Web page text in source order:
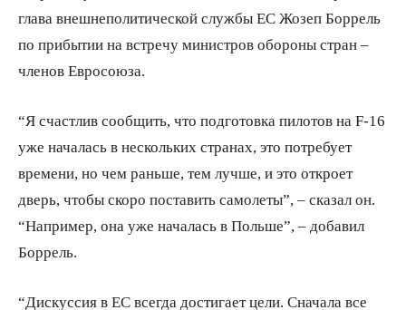
глава внешнеполитической службы ЕС Жозеп Боррель
по прибытии на встречу министров обороны стран –
членов Евросоюза.
“Я счастлив сообщить, что подготовка пилотов на F-16
уже началась в нескольких странах, это потребует
времени, но чем раньше, тем лучше, и это откроет
дверь, чтобы скоро поставить самолеты”, – сказал он.
“Например, она уже началась в Польше”, – добавил
Боррель.
“Дискуссия в ЕС всегда достигает цели. Сначала все